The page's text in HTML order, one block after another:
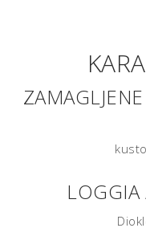
LOGGIA